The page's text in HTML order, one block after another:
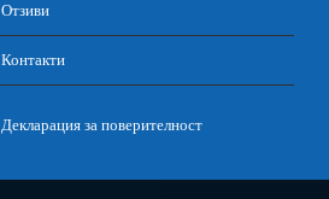
Отзиви
Контакти
Декларация за поверителност